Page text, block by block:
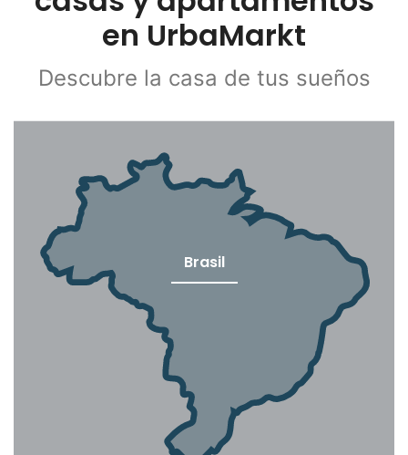
en UrbaMarkt
Descubre la casa de tus sueños
Brasil